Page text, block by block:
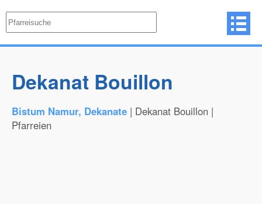
Dekanat Bouillon
Bistum Namur, Dekanate | Dekanat Bouillon |
Pfarreien